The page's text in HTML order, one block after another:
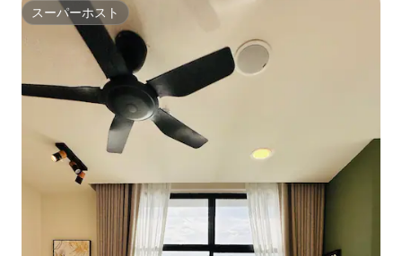
スーパーホスト
スーパーホスト